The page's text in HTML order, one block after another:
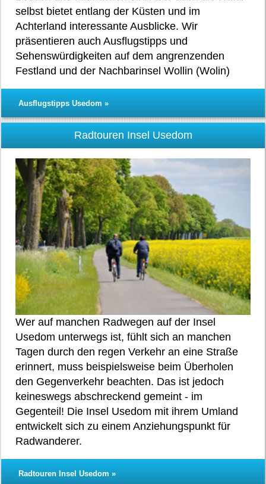
selbst bietet entlang der Küsten und im
Achterland interessante Ausblicke. Wir
präsentieren auch Ausflugstipps und
Sehenswürdigkeiten auf dem angrenzenden
Festland und der Nachbarinsel Wollin (Wolin)
Ausflugstipps Usedom »
Radtouren Insel Usedom
Wer auf manchen Radwegen auf der Insel
Usedom unterwegs ist, fühlt sich an manchen
Tagen durch den regen Verkehr an eine Straße
erinnert, muss beispielsweise beim Überholen
den Gegenverkehr beachten. Das ist jedoch
keineswegs abschreckend gemeint - im
Gegenteil! Die Insel Usedom mit ihrem Umland
entwickelt sich zu einem Anziehungspunkt für
Radwanderer.
Radtouren Insel Usedom »